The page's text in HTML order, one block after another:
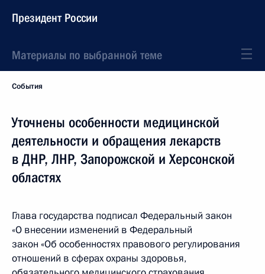
Президент России
Материалы по выбранной теме
События
Уточнены особенности медицинской
деятельности и обращения лекарств
в ДНР, ЛНР, Запорожской и Херсонской
областях
Глава государства подписал Федеральный закон
«О внесении изменений в Федеральный
закон «Об особенностях правового регулирования
отношений в сферах охраны здоровья,